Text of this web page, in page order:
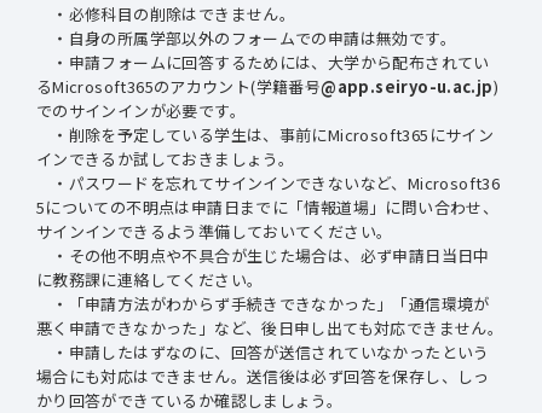
・必修科目の削除はできません。
・自身の所属学部以外のフォームでの申請は無効です。
・申請フォームに回答するためには、大学から配布されてい
るMicrosoft365のアカウント(学籍番号@app.seiryo-u.ac.jp)
でのサインインが必要です。
・削除を予定している学生は、事前にMicrosoft365にサイン
インできるか試しておきましょう。
・パスワードを忘れてサインインできないなど、Microsoft36
5についての不明点は申請日までに「情報道場」に問い合わせ、
サインインできるよう準備しておいてください。
・その他不明点や不具合が生じた場合は、必ず申請日当日中
に教務課に連絡してください。
・「申請方法がわからず手続きできなかった」「通信環境が
悪く申請できなかった」など、後日申し出ても対応できません。
・申請したはずなのに、回答が送信されていなかったという
場合にも対応はできません。送信後は必ず回答を保存し、しっ
かり回答ができているか確認しましょう。